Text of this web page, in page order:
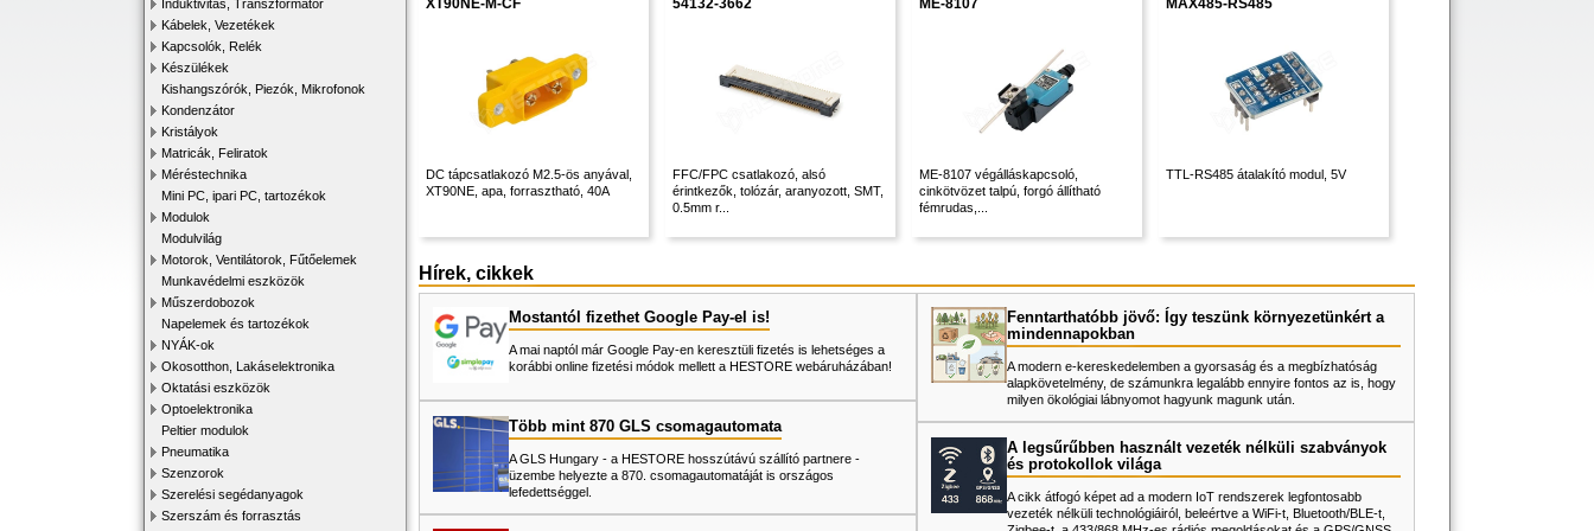
Induktivitás, Transzformátor
Kábelek, Vezetékek
Kapcsolók, Relék
Készülékek
Kishangszórók, Piezók, Mikrofonok
Kondenzátor
Kristályok
Matricák, Feliratok
Méréstechnika
Mini PC, ipari PC, tartozékok
Modulok
Modulvilág
Motorok, Ventilátorok, Fűtőelemek
Munkavédelmi eszközök
Műszerdobozok
Napelemek és tartozékok
NYÁK-ok
Okosotthon, Lakáselektronika
Oktatási eszközök
Optoelektronika
Peltier modulok
Pneumatika
Szenzorok
Szerelési segédanyagok
Szerszám és forrasztás
XT90NE-M-CF
DC tápcsatlakozó M2.5-ös anyával,
XT90NE, apa, forrasztható, 40A
54132-3662
FFC/FPC csatlakozó, alsó
érintkezők, tolózár, aranyozott, SMT,
0.5mm r...
ME-8107
ME-8107 végálláskapcsoló,
cinkötvözet talpú, forgó állítható
fémrudas,...
MAX485-RS485
TTL-RS485 átalakító modul, 5V
Hírek, cikkek
Mostantól fizethet Google Pay-el is!
A mai naptól már Google Pay-en keresztüli fizetés is lehetséges a
korábbi online fizetési módok mellett a HESTORE webáruházában!
Több mint 870 GLS csomagautomata
A GLS Hungary - a HESTORE hosszútávú szállító partnere -
üzembe helyezte a 870. csomagautomatáját is országos
lefedettséggel.
Fenntarthatóbb jövő: Így teszünk környezetünkért a
mindennapokban
A modern e-kereskedelemben a gyorsaság és a megbízhatóság
alapkövetelmény, de számunkra legalább ennyire fontos az is, hogy
milyen ökológiai lábnyomot hagyunk magunk után.
A legsűrűbben használt vezeték nélküli szabványok
és protokollok világa
A cikk átfogó képet ad a modern IoT rendszerek legfontosabb
vezeték nélküli technológiáiról, beleértve a WiFi-t, Bluetooth/BLE-t,